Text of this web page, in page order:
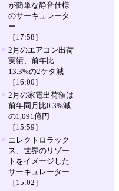
が簡単な静音仕様
のサーキュレータ
ー
［17:58］
■ 2月のエアコン出荷
実績、前年比
13.3%の2ケタ減
［16:00］
■ 2月の家電出荷額は
前年同月比0.3%減
の1,091億円
［15:59］
■ エレクトロラック
ス、世界のリゾー
トをイメージした
サーキュレーター
［15:02］